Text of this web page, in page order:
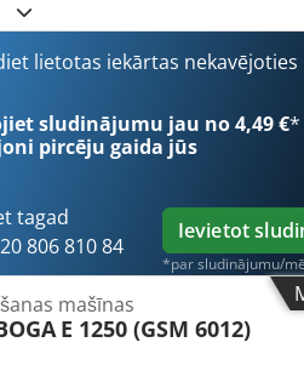
lietotas iekārtas nekavējoties
sludinājumu jau no 4,49 €*
pircēju gaida jūs
tagad
806 810 84
Ievietot
*par sludinājumu/
mašīnas
E 1250 (GSM 6012)